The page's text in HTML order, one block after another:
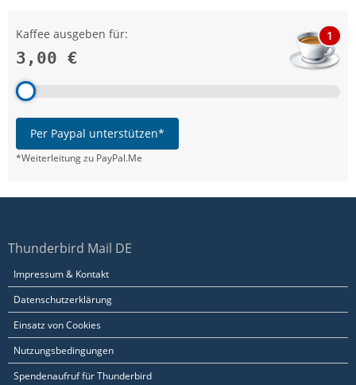
Kaffee ausgeben für:
3,00 €
1
Per Paypal unterstützen*
*Weiterleitung zu PayPal.Me
Thunderbird Mail DE
Impressum & Kontakt
Datenschutzerklärung
Einsatz von Cookies
Nutzungsbedingungen
Spendenaufruf für Thunderbird